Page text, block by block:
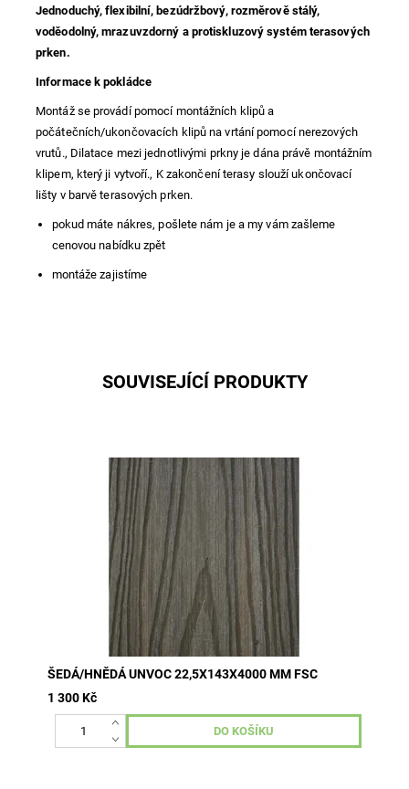
Jednoduchý, flexibilní, bezúdržbový, rozměrově stálý,
voděodolný, mrazuvzdorný a protiskluzový systém terasových
prken.
Informace k pokládce
Montáž se provádí pomocí montážních klipů a
počátečních/ukončovacích klipů na vrtání pomocí nerezových
vrutů., Dilatace mezi jednotlivými prkny je dána právě montážním
klipem, který ji vytvoří., K zakončení terasy slouží ukončovací
lišty v barvě terasových prken.
pokud máte nákres, pošlete nám je a my vám zašleme
cenovou nabídku zpět
montáže zajistíme
SOUVISEJÍCÍ PRODUKTY
rozměry 22,5x143x4000 mm barva Šedá/Hnědá WPC
(Wood Polymer Composites) od 1.500,-m2 (cena
zahrnuje prkna, hranoly...
ŠEDÁ/HNĚDÁ UNVOC 22,5X143X4000 MM FSC
1 300 Kč